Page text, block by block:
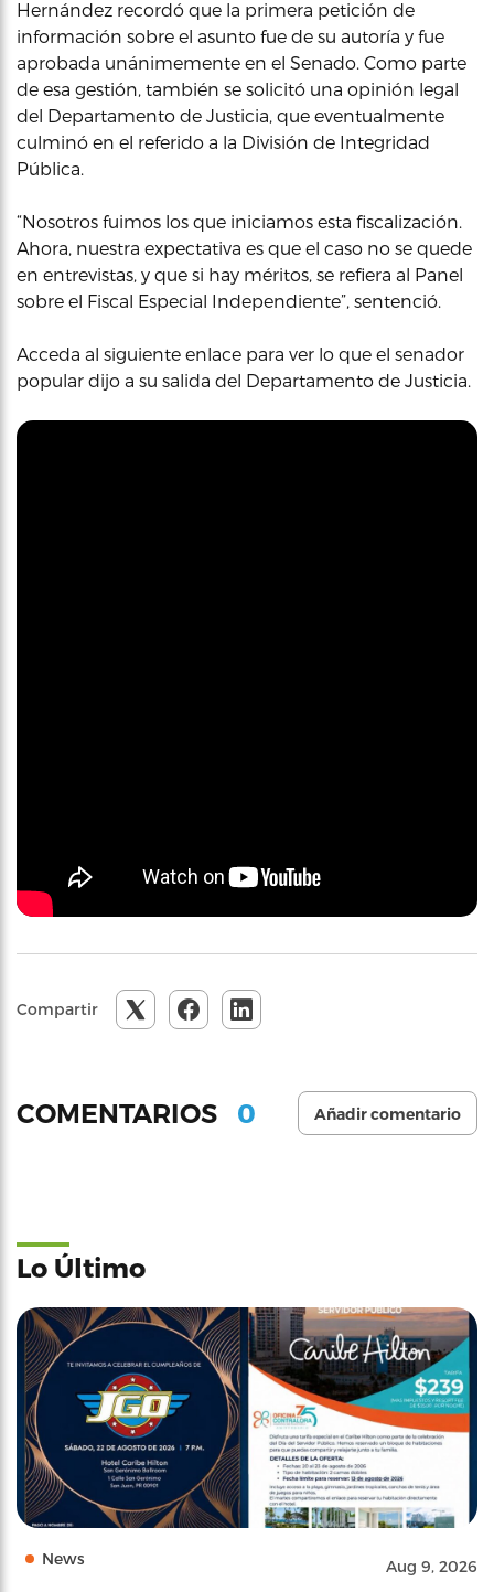
Hernández recordó que la primera petición de
información sobre el asunto fue de su autoría y fue
aprobada unánimemente en el Senado. Como parte
de esa gestión, también se solicitó una opinión legal
del Departamento de Justicia, que eventualmente
culminó en el referido a la División de Integridad
Pública.
“Nosotros fuimos los que iniciamos esta fiscalización.
Ahora, nuestra expectativa es que el caso no se quede
en entrevistas, y que si hay méritos, se refiera al Panel
sobre el Fiscal Especial Independiente”, sentenció.
Acceda al siguiente enlace para ver lo que el senador
popular dijo a su salida del Departamento de Justicia.
Compartir
COMENTARIOS 0 Añadir comentario
Lo Último
News Aug 9, 2026